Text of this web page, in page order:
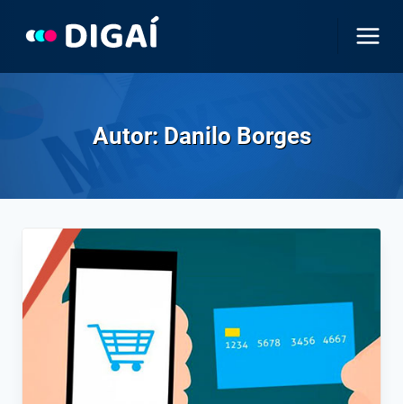
Autor: Danilo Borges